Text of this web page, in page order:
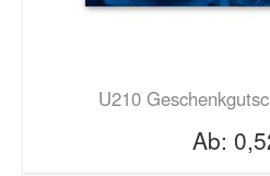
U210
Ab: